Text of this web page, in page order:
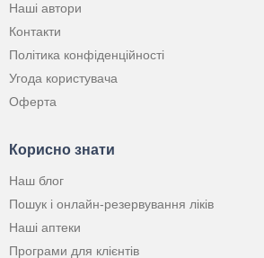
Наші автори
Контакти
Політика конфіденційності
Угода користувача
Оферта
Корисно знати
Наш блог
Пошук і онлайн-резервування ліків
Наші аптеки
Програми для клієнтів